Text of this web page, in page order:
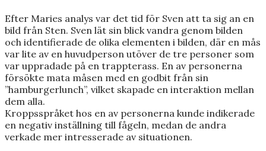
Efter Maries analys var det tid för Sven att ta sig an en
bild från Sten. Sven lät sin blick vandra genom bilden
och identifierade de olika elementen i bilden, där en mås
var lite av en huvudperson utöver de tre personer som
var uppradade på en trappterass. En av personerna
försökte mata måsen med en godbit från sin
”hamburgerlunch”, vilket skapade en interaktion mellan
dem alla.
Kroppsspråket hos en av personerna kunde indikerade
en negativ inställning till fågeln, medan de andra
verkade mer intresserade av situationen.